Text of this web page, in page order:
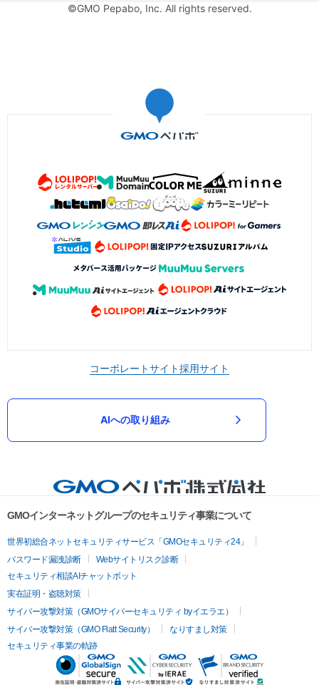
©GMO Pepabo, Inc. All rights reserved.
コーポレートサイト採用サイト
AIへの取り組み
GMOインターネットグループのセキュリティ事業について
世界初総合ネットセキュリティサービス「GMOセキュリティ24」
パスワード漏洩診断
Webサイトリスク診断
セキュリティ相談AIチャットボット
実在証明・盗聴対策
サイバー攻撃対策（GMOサイバーセキュリティ byイエラエ）
サイバー攻撃対策（GMO Flatt Security）
なりすまし対策
セキュリティ事業の軌跡